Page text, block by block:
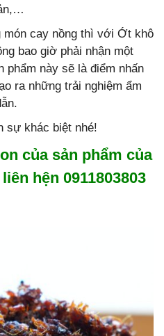
món cay nồng thì với Ớt khô
bao giờ phải nhận một
phẩm này sẽ là điểm nhấn
ra những trải nghiệm ẩm
sự khác biệt nhé!
của sản phẩm của
hện 0911803803